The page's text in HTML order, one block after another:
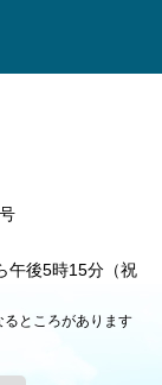
午後5時15分（祝
ところがあります